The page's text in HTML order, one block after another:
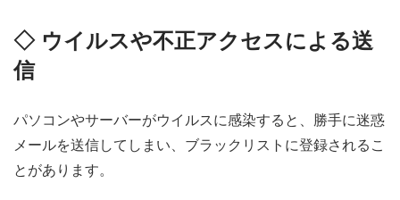
◇ ウイルスや不正アクセスによる送
信
パソコンやサーバーがウイルスに感染すると、勝手に迷惑
メールを送信してしまい、ブラックリストに登録されるこ
とがあります。